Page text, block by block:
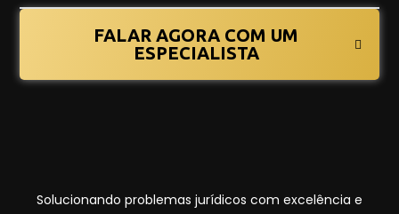
FALAR AGORA COM UM
ESPECIALISTA
Solucionando problemas jurídicos com excelência e